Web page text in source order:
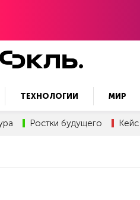
ТЕХНОЛОГИИ МИР
Ростки будущего Кейс